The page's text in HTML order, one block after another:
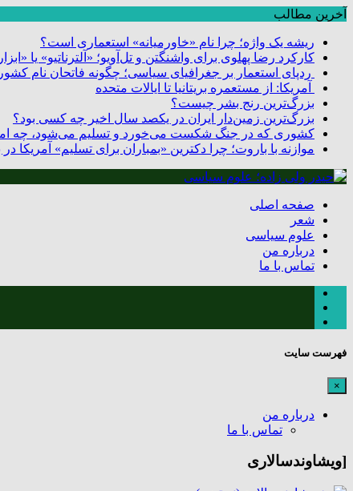
آخرین مطالب
ریشه یک واژه؛ چرا نام «خاورمیانه» استعماری است؟
کارکرد رضا پهلوی برای واشنگتن و تل‌آویو؛ «آلترناتیو» یا
ردپای استعمار بر جغرافیای سیاسی؛ چگونه فاتحان نام
آمریکا: از مستعمره بریتانیا تا ایالات متحده
بزرگ‌ترین رنج بشر چیست؟
بزرگ‌ترین زمین‌دار ایران در یکصد سال اخیر چه کسی بود؟
کشوری که در جنگ شکست می‌خورد و تسلیم می‌شود، چه
موازنه با باروت؛ چرا دکترین «بمباران برای تسلیم» آمریکا
صفحه اصلی
شعر
علوم سیاسی
درباره من
تماس با ما
فهرست سایت
×
درباره من
تماس با ما
[ویشاوندسالاری